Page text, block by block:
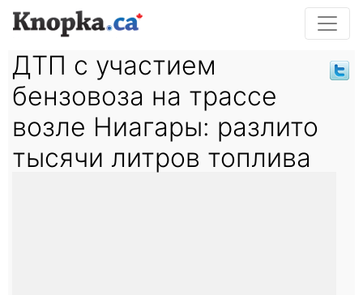
ДТП с участием
бензовоза на трассе
возле Ниагары: разлито
тысячи литров топлива